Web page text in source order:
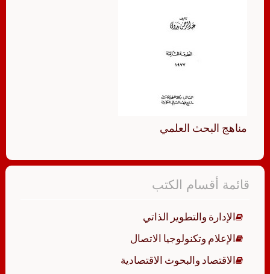
مناهج البحث العلمي
قائمة أقسام الكتب
الإدارة والتطوير الذاتي
الإعلام وتكنولوجيا الاتصال
الاقتصاد والبحوث الاقتصادية